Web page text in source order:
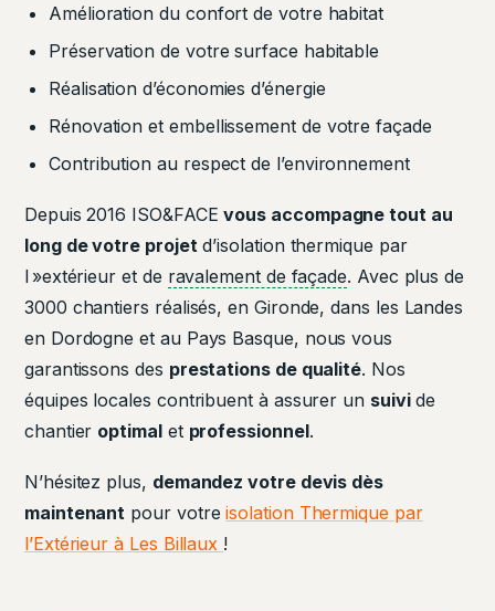
Amélioration du confort de votre habitat
Préservation de votre surface habitable
Réalisation d’économies d’énergie
Rénovation et embellissement de votre façade
Contribution au respect de l’environnement
Depuis 2016 ISO&FACEvous accompagne tout au
long de votre projet d’isolation thermique par
l »extérieur et de ravalement de façade. Avec plus de
3000 chantiers réalisés, en Gironde, dans les Landes
en Dordogne et au Pays Basque, nous vous
garantissons des prestations de qualité. Nos
équipes locales contribuent à assurer un suivide
chantier optimalet professionnel.
N’hésitez plus, demandez votre devis dès
maintenant pour votreisolation Thermique par
l’Extérieur à Les Billaux !